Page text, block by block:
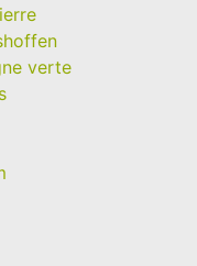
verte